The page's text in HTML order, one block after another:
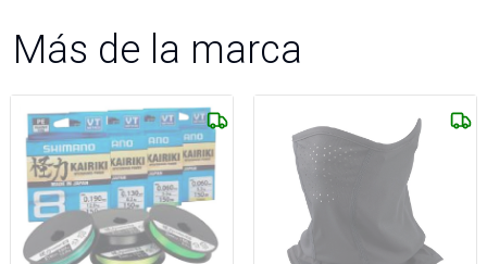
Más de la marca